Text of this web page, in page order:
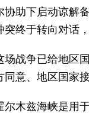
助下启动谅解
终于转向对话
战争已给地区
意、地区国家
木兹海峡是用